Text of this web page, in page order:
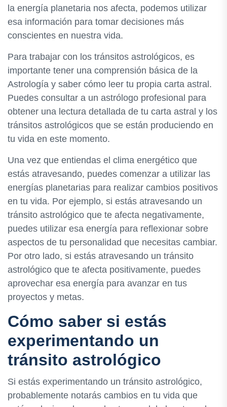
la energía planetaria nos afecta, podemos utilizar
esa información para tomar decisiones más
conscientes en nuestra vida.
Para trabajar con los tránsitos astrológicos, es
importante tener una comprensión básica de la
Astrología y saber cómo leer tu propia carta astral.
Puedes consultar a un astrólogo profesional para
obtener una lectura detallada de tu carta astral y los
tránsitos astrológicos que se están produciendo en
tu vida en este momento.
Una vez que entiendas el clima energético que
estás atravesando, puedes comenzar a utilizar las
energías planetarias para realizar cambios positivos
en tu vida. Por ejemplo, si estás atravesando un
tránsito astrológico que te afecta negativamente,
puedes utilizar esa energía para reflexionar sobre
aspectos de tu personalidad que necesitas cambiar.
Por otro lado, si estás atravesando un tránsito
astrológico que te afecta positivamente, puedes
aprovechar esa energía para avanzar en tus
proyectos y metas.
Cómo saber si estás
experimentando un
tránsito astrológico
Si estás experimentando un tránsito astrológico,
probablemente notarás cambios en tu vida que